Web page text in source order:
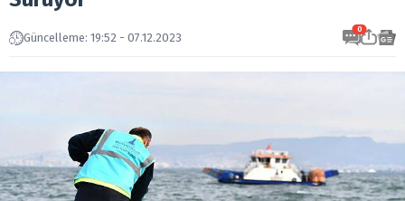
Güncelleme: 19:52 - 07.12.2023
0